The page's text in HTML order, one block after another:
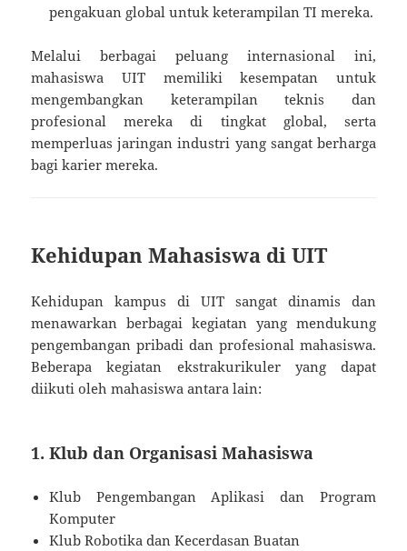
pengakuan global untuk keterampilan TI mereka.
Melalui berbagai peluang internasional ini,
mahasiswa UIT memiliki kesempatan untuk
mengembangkan keterampilan teknis dan
profesional mereka di tingkat global, serta
memperluas jaringan industri yang sangat berharga
bagi karier mereka.
Kehidupan Mahasiswa di UIT
Kehidupan kampus di UIT sangat dinamis dan
menawarkan berbagai kegiatan yang mendukung
pengembangan pribadi dan profesional mahasiswa.
Beberapa kegiatan ekstrakurikuler yang dapat
diikuti oleh mahasiswa antara lain:
1. Klub dan Organisasi Mahasiswa
Klub Pengembangan Aplikasi dan Program
Komputer
Klub Robotika dan Kecerdasan Buatan